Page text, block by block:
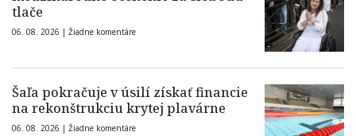
tlače
06. 08. 2026 | Žiadne komentáre
Šaľa pokračuje v úsilí získať financie
na rekonštrukciu krytej plavárne
06. 08. 2026 | Žiadne komentáre